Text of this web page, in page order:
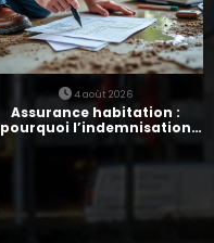
4 août 2026
Assurance habitation :
pourquoi l’indemnisation
prend parfois 7 mois